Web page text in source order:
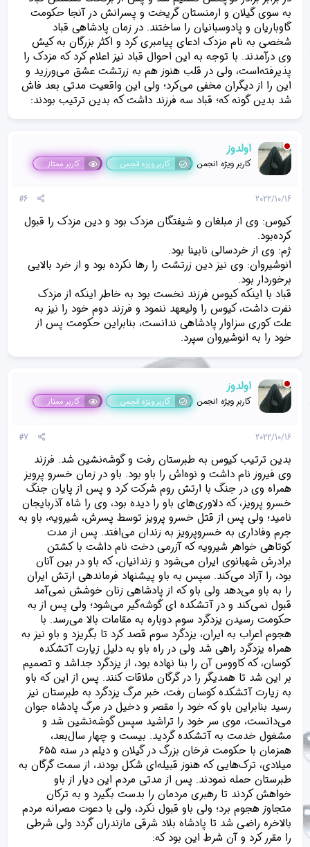
به سوی گیلان و ارمنستان گریخت و پسرانش در آنجا حکومت
گاوباریان و پادوسبانیان را ساختند. در زمان پادشاهی قباد
شخصی به نام مزدک ادعای پیامبری کرد و اکثر بزرگان به کیش
وی درآمدند. با توجه به این احوال قباد نیز اعلام کرد که مزدک را
پذیرفته‌است، ولی در قلب هنوز هم به زرتشت عشق می‌ورزید و
این را از دیگران مخفی می‌کرد؛ ولی این واقعیت مدتی بعد فاش
شد بدین گونه که؛ قباد سه فرزند داشت که بدین ترتیب بودند:
اولدوز
کاربر ویژه انجمن کاربر ویژه انجمن کاربر ممتاز
2022/10/16
#6
کیوس: وی از مبلغان و شیفتگان مزدک بود و دین مزدک را قبول
کرده‌بود.
ژم: وی از خردسالی نابینا بود.
انوشیروان: وی نیز دین زرتشت را رها نکرده بود و از خرد بالایی
برخوردار بود.
قباد با اینکه کیوس فرزند نخست بود به خاطر اینکه از مزدک
نفرت داشت، کیوس را ولیعهد ننمود و فرزند دوم خود را نیز به
علت کوری سزاوار پادشاهی ندانست، بنابراین حکومت پس از
خود را به انوشیروان سپرد.
اولدوز
کاربر ویژه انجمن کاربر ویژه انجمن کاربر ممتاز
2022/10/16
#7
بدین ترتیب کیوس به طبرستان رفت و گوشه‌نشین شد. فرزند
وی فیروز نام داشت و نوه‌اش را باو بود. باو در زمان خسرو پرویز
همراه وی در جنگ با ارتش روم شرکت کرد و پس از پایان جنگ
خسرو پرویز، که دلاوری‌های باو را دیده بود، وی را شاه آذربایجان
نامید؛ ولی پس از قتل خسرو پرویز توسط پسرش، شیرویه، باو به
جرم وفاداری به خسروپرویز به زندان می‌افتد. پس از مدت
کوتاهی خواهر شیرویه که آزرمی دخت نام داشت با کشتن
برادرش شهبانوی ایران می‌شود و زندانیان، که باو در بین آنان
بود، را آزاد می‌کند. سپس به باو پیشنهاد فرماندهی ارتش ایران
را به باو می‌دهد ولی باو که از پادشاهی زنان خوشش نمی‌آمد
قبول نمی‌کند و در آتشکده ای گوشه‌گیر می‌شود؛ ولی پس از به
حکومت رسیدن یزدگرد سوم دوباره به مقامات بالا می‌رسد. با
هجوم اعراب به ایران، یزدگرد سوم قصد کرد تا بگریزد و باو نیز به
همراه یزدگرد راهی شد ولی در راه باو به دلیل زیارت آتشکده
کوسان، که کاووس آن را بنا نهاده بود، از یزدگرد جداشد و تصمیم
بر این شد تا همدیگر را در گرگان ملاقات کنند. پس از این که باو
به زیارت آتشکده کوسان رفت، خبر مرگ یزدگرد به طبرستان نیز
رسید بنابراین باو که خود را مقصر و دخیل در مرگ پادشاه جوان
می‌دانست، موی سر خود را تراشید سپس گوشه‌نشین شد و
مشغول خدمت به آتشکده گردید. بیست و چهار سال‌بعد،
همزمان با حکومت فرخان بزرگ در گیلان و دیلم در سنه ۶۵۵
میلادی، ترک‌هایی که هنوز قبیله‌ای شکل بودند، از سمت گرگان به
طبرستان حمله نمودند. پس از مدتی مردم این دیار از باو
خواهش کردند تا رهبری مردمان را بدست بگیرد و به ترکان
متجاوز هجوم برد؛ ولی باو قبول نکرد، ولی با دعوت مصرانه مردم
بالاخره راضی شد تا پادشاه بلاد شرقی مازندران گردد ولی شرطی
را مقرر کرد و آن شرط این بود که: